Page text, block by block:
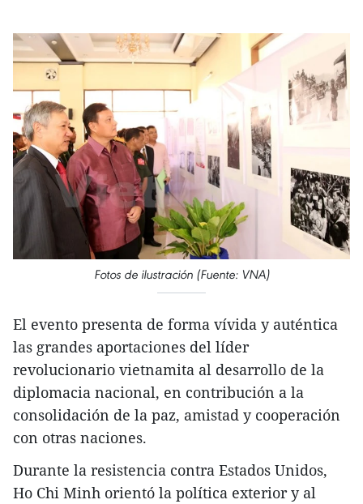
Fotos de ilustración (Fuente: VNA)
El evento presenta de forma vívida y auténtica
las grandes aportaciones del líder
revolucionario vietnamita al desarrollo de la
diplomacia nacional, en contribución a la
consolidación de la paz, amistad y cooperación
con otras naciones.
Durante la resistencia contra Estados Unidos,
Ho Chi Minh orientó la política exterior y al